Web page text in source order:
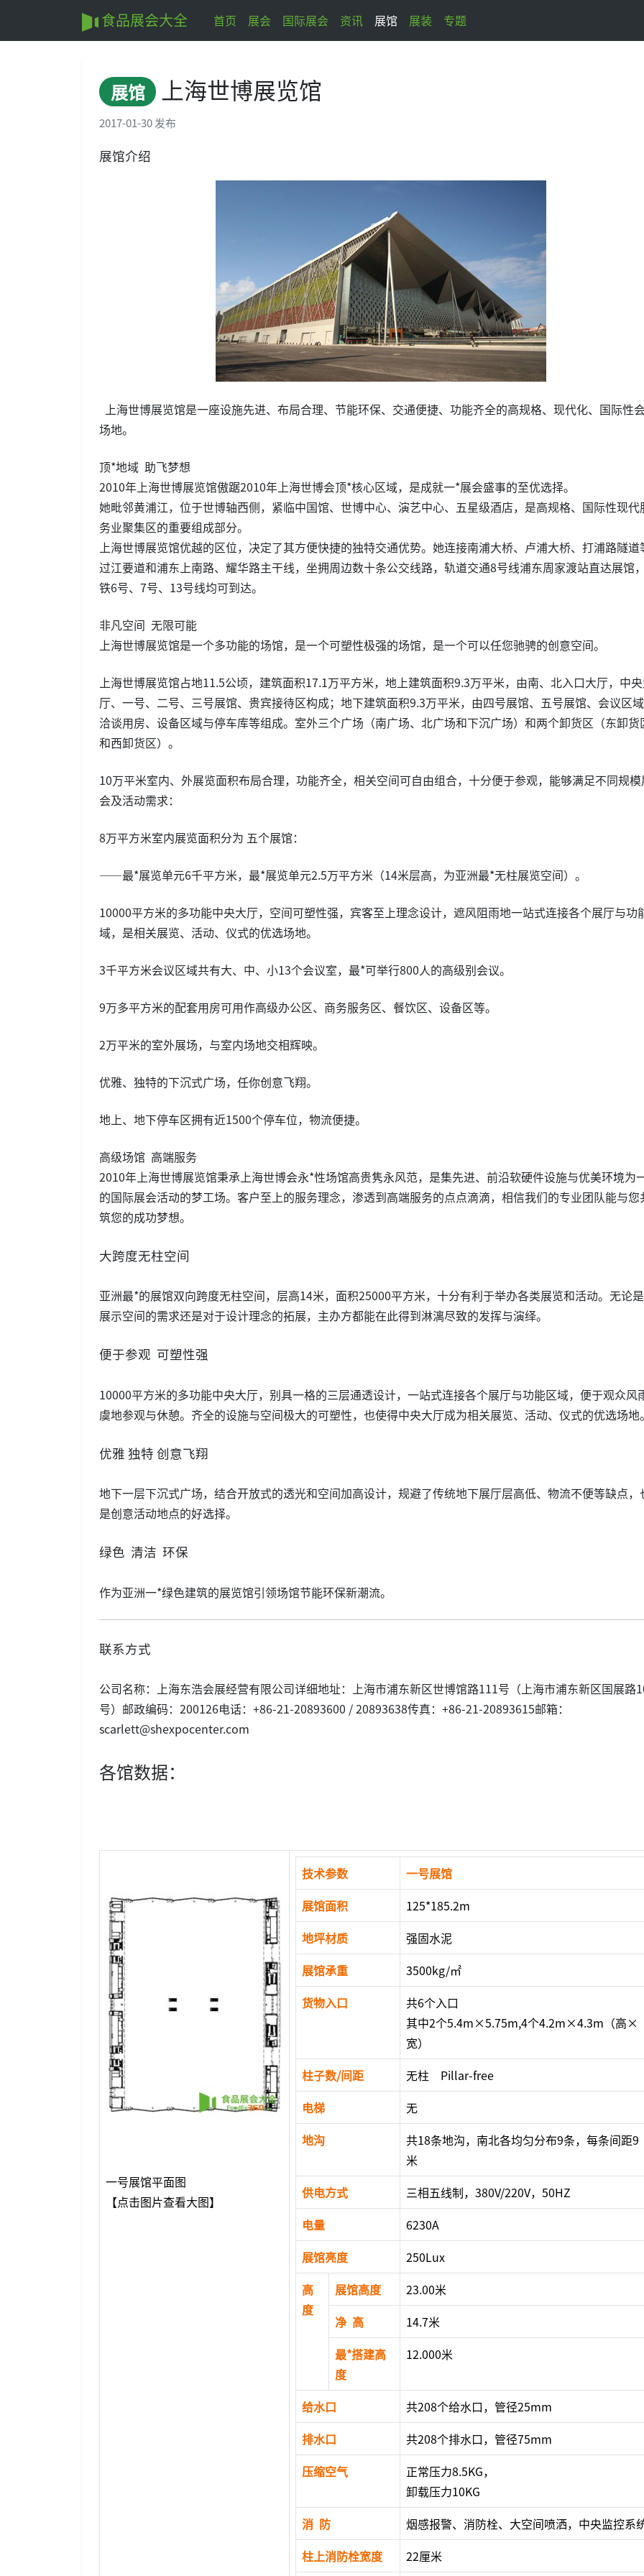
食品展会大全 首页 展会 国际展会 资讯 展馆 展装 专题
展馆 上海世博展览馆
2017-01-30 发布
展馆介绍
上海世博展览馆是一座设施先进、布局合理、节能环保、交通便捷、功能齐全的高规格、现代化、国际性
场地。
顶*地域 助飞梦想
2010年上海世博展览馆傲踞2010年上海世博会顶*核心区域，是成就一*展会盛事的至优选择。
她毗邻黄浦江，位于世博轴西侧，紧临中国馆、世博中心、演艺中心、五星级酒店，是高规格、国际性现代
务业聚集区的重要组成部分。
上海世博展览馆优越的区位，决定了其方便快捷的独特交通优势。她连接南浦大桥、卢浦大桥、打浦路隧道
过江要道和浦东上南路、耀华路主干线，坐拥周边数十条公交线路，轨道交通8号线浦东周家渡站直达展馆
铁6号、7号、13号线均可到达。
非凡空间 无限可能
上海世博展览馆是一个多功能的场馆，是一个可塑性极强的场馆，是一个可以任您驰骋的创意空间。
上海世博展览馆占地11.5公顷，建筑面积17.1万平方米，地上建筑面积9.3万平米，由南、北入口大厅，中
厅、一号、二号、三号展馆、贵宾接待区构成；地下建筑面积9.3万平米，由四号展馆、五号展馆、会议区
洽谈用房、设备区域与停车库等组成。室外三个广场（南广场、北广场和下沉广场）和两个卸货区（东卸货
和西卸货区）。
10万平米室内、外展览面积布局合理，功能齐全，相关空间可自由组合，十分便于参观，能够满足不同规
会及活动需求：
8万平方米室内展览面积分为 五个展馆：
——最*展览单元6千平方米，最*展览单元2.5万平方米（14米层高，为亚洲最*无柱展览空间）。
10000平方米的多功能中央大厅，空间可塑性强，宾客至上理念设计，遮风阻雨地一站式连接各个展厅与功
域，是相关展览、活动、仪式的优选场地。
3千平方米会议区域共有大、中、小13个会议室，最*可举行800人的高级别会议。
9万多平方米的配套用房可用作高级办公区、商务服务区、餐饮区、设备区等。
2万平米的室外展场，与室内场地交相辉映。
优雅、独特的下沉式广场，任你创意飞翔。
地上、地下停车区拥有近1500个停车位，物流便捷。
高级场馆 高端服务
2010年上海世博展览馆秉承上海世博会永*性场馆高贵隽永风范，是集先进、前沿软硬件设施与优美环境为
的国际展会活动的梦工场。客户至上的服务理念，渗透到高端服务的点点滴滴，相信我们的专业团队能与您
筑您的成功梦想。
大跨度无柱空间
亚洲最*的展馆双向跨度无柱空间，层高14米，面积25000平方米，十分有利于举办各类展览和活动。无论
展示空间的需求还是对于设计理念的拓展，主办方都能在此得到淋漓尽致的发挥与演绎。
便于参观 可塑性强
10000平方米的多功能中央大厅，别具一格的三层通透设计，一站式连接各个展厅与功能区域，便于观众风
虞地参观与休憩。齐全的设施与空间极大的可塑性，也使得中央大厅成为相关展览、活动、仪式的优选场地
优雅 独特 创意飞翔
地下一层下沉式广场，结合开放式的透光和空间加高设计，规避了传统地下展厅层高低、物流不便等缺点，
是创意活动地点的好选择。
绿色 清洁 环保
作为亚洲一*绿色建筑的展览馆引领场馆节能环保新潮流。
联系方式
公司名称：上海东浩会展经营有限公司详细地址：上海市浦东新区世博馆路111号（上海市浦东新区国展路
号）邮政编码：200126电话：+86-21-20893600 / 20893638传真：+86-21-20893615邮箱：
scarlett@shexpocenter.com
各馆数据：
一号展馆平面图
【点击图片查看大图】
技术参数
一号展馆
展馆面积
125*185.2m
地坪材质
强固水泥
展馆承重
3500kg/㎡
货物入口
共6个入口
其中2个5.4m×5.75m,4个4.2m×4.3m（高×
宽）
柱子数/间距
无柱 Pillar-free
电梯
无
地沟
共18条地沟，南北各均匀分布9条，每条间距9
米
供电方式
三相五线制，380V/220V，50HZ
电量
6230A
展馆亮度
250Lux
高
度
展馆高度
23.00米
净 高
14.7米
最*搭建高
度
12.000米
给水口
共208个给水口，管径25mm
排水口
共208个排水口，管径75mm
压缩空气
正常压力8.5KG，
卸载压力10KG
消 防
烟感报警、消防栓、大空间喷洒，中央监控系
柱上消防栓宽度
22厘米